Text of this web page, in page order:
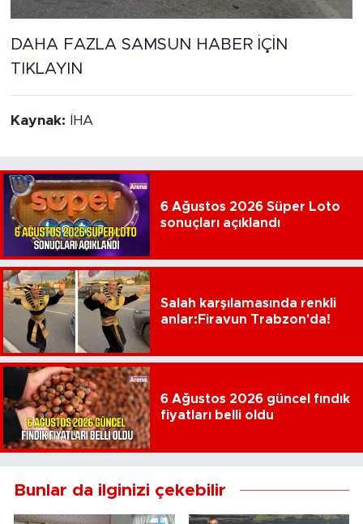
DAHA FAZLA SAMSUN HABER İÇİN
TIKLAYIN
Kaynak: İHA
6 Ağustos 2026 Süper Loto
sonuçları açıklandı
Salah karşılamasında renkli
anlar:Firavun Trabzon'da!
6 Ağustos 2026 güncel fındık
fiyatları belli oldu
Bunlar da ilginizi çekebilir